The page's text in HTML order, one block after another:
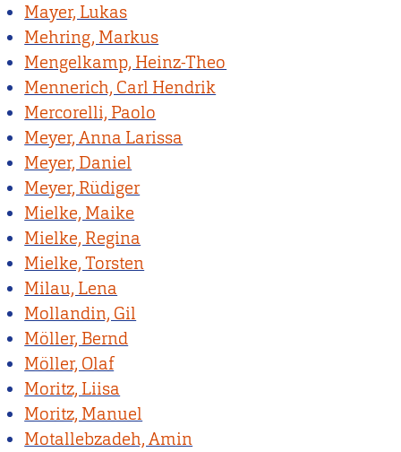
Mayer, Lukas
Mehring, Markus
Mengelkamp, Heinz-Theo
Mennerich, Carl Hendrik
Mercorelli, Paolo
Meyer, Anna Larissa
Meyer, Daniel
Meyer, Rüdiger
Mielke, Maike
Mielke, Regina
Mielke, Torsten
Milau, Lena
Mollandin, Gil
Möller, Bernd
Möller, Olaf
Moritz, Liisa
Moritz, Manuel
Motallebzadeh, Amin